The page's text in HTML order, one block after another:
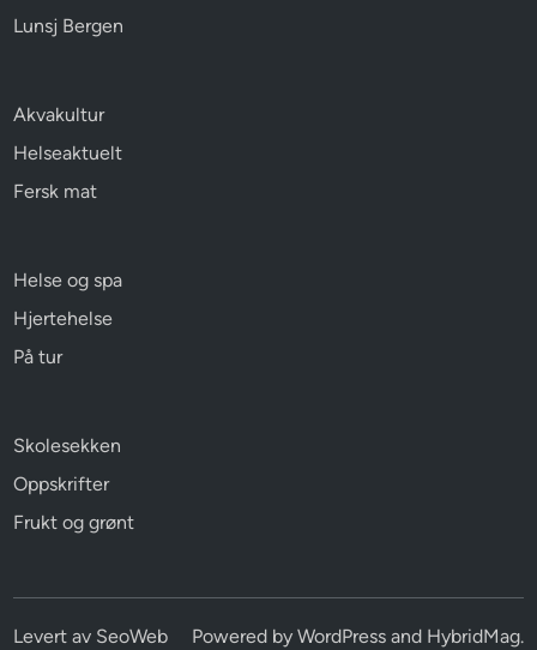
Lunsj Bergen
Akvakultur
Helseaktuelt
Fersk mat
Helse og spa
Hjertehelse
På tur
Skolesekken
Oppskrifter
Frukt og grønt
Levert av SeoWeb Powered by WordPressand HybridMag.